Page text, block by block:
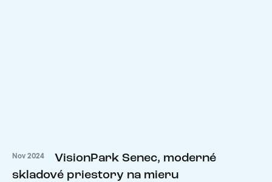
Nov 2024
VisionPark Senec, moderné
skladové priestory na mieru